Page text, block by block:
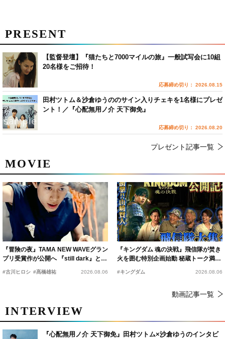
MOVIE
『冒険の夜』TAMA NEW WAVEグラン
プリ受賞作が公開へ 『still dark』と同
#古川ヒロシ #髙橋雄祐 2026.08.06
『キングダム 魂の決戦』飛信隊が焚き
火を囲む特別企画始動 秘蔵トーク満載
#キングダム 2026.08.06
動画記事一覧
INTERVIEW
『心配無用ノ介 天下御免』田村ツトム×沙倉ゆうのインタビ
PRESENT
【監督登壇】『猫たちと7000マイルの旅』一般試写会に10組
20名様をご招待！
応募締め切り： 2026.08.15
田村ツトム＆沙倉ゆうののサイン入りチェキを1名様にプレゼ
ント！／『心配無用ノ介 天下御免』
応募締め切り： 2026.08.20
プレゼント記事一覧